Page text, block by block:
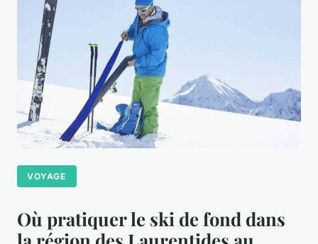
VOYAGE
Où pratiquer le ski de fond dans